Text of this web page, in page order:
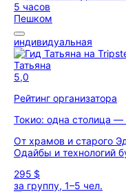
5 часов
Пешком
индивидуальная
Татьяна
5,0
Рейтинг организатора
Токио: одна столица —
От храмов и старого
Одайбы и технологий
295 $
за группу, 1–5 чел.